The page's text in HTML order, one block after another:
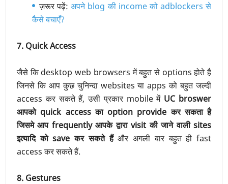
ज़रूर पढ़ें:अपने blog की income को adblockers से
कैसे बचाएँ?
7. Quick Access
जैसे कि desktop web browsers में बहुत से options होते है
जिनसे कि आप कुछ चुनिन्दा websites या apps को बहुत जल्दी
access कर सकते हैं, उसी प्रकार mobile में UC broswer
आपको quick access का option provide कर सकता है
जिसमे आप frequently आपके द्वारा visit की जाने वाली sites
इत्यादि को save कर सकते हैंऔर अगली बार बहुत ही fast
access कर सकते हैं.
8. Gestures